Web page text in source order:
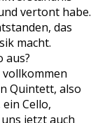
vertont habe.
das
macht.
aus?
Quintett, also
Cello,
jetzt auch